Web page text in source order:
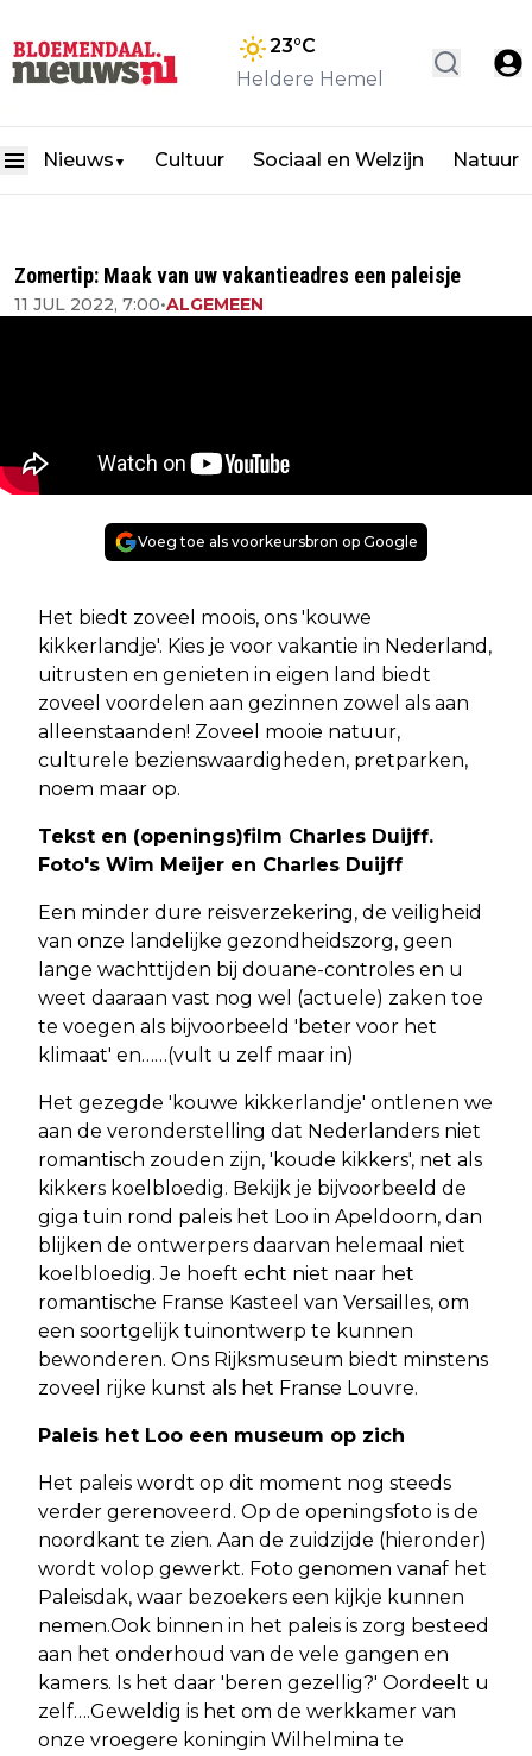
23°C
Heldere Hemel
Nieuws ▼ Cultuur Sociaal en Welzijn Natuur
Zomertip: Maak van uw vakantieadres een paleisje
11 JUL 2022, 7:00•ALGEMEEN
Voeg toe als voorkeursbron op Google
Het biedt zoveel moois, ons 'kouwe
kikkerlandje'. Kies je voor vakantie in Nederland,
uitrusten en genieten in eigen land biedt
zoveel voordelen aan gezinnen zowel als aan
alleenstaanden! Zoveel mooie natuur,
culturele bezienswaardigheden, pretparken,
noem maar op.
Tekst en (openings)film Charles Duijff.
Foto's Wim Meijer en Charles Duijff
Een minder dure reisverzekering, de veiligheid
van onze landelijke gezondheidszorg, geen
lange wachttijden bij douane-controles en u
weet daaraan vast nog wel (actuele) zaken toe
te voegen als bijvoorbeeld 'beter voor het
klimaat' en……(vult u zelf maar in)
Het gezegde 'kouwe kikkerlandje' ontlenen we
aan de veronderstelling dat Nederlanders niet
romantisch zouden zijn, 'koude kikkers', net als
kikkers koelbloedig. Bekijk je bijvoorbeeld de
giga tuin rond paleis het Loo in Apeldoorn, dan
blijken de ontwerpers daarvan helemaal niet
koelbloedig. Je hoeft echt niet naar het
romantische Franse Kasteel van Versailles, om
een soortgelijk tuinontwerp te kunnen
bewonderen. Ons Rijksmuseum biedt minstens
zoveel rijke kunst als het Franse Louvre.
Paleis het Loo een museum op zich
Het paleis wordt op dit moment nog steeds
verder gerenoveerd. Op de openingsfoto is de
noordkant te zien. Aan de zuidzijde (hieronder)
wordt volop gewerkt. Foto genomen vanaf het
Paleisdak, waar bezoekers een kijkje kunnen
nemen.Ook binnen in het paleis is zorg besteed
aan het onderhoud van de vele gangen en
kamers. Is het daar 'beren gezellig?' Oordeelt u
zelf….Geweldig is het om de werkkamer van
onze vroegere koningin Wilhelmina te